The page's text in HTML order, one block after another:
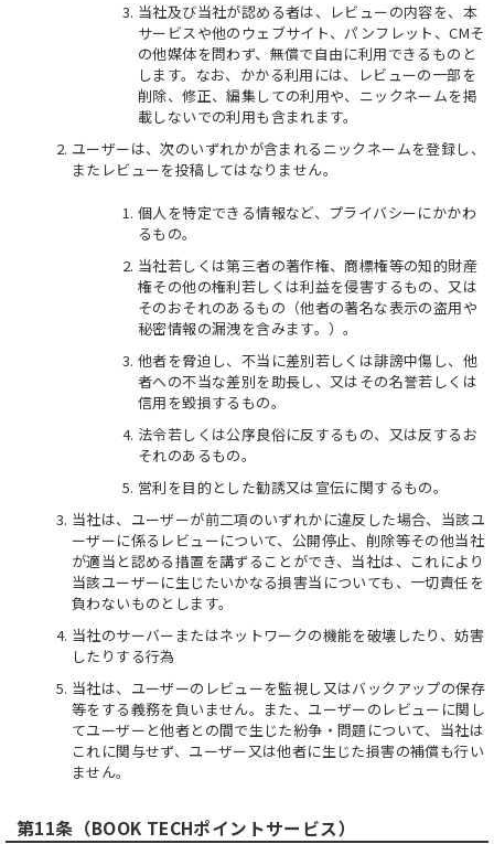
当社及び当社が認める者は、レビューの内容を、本
サービスや他のウェブサイト、パンフレット、CMそ
の他媒体を問わず、無償で自由に利用できるものと
します。なお、かかる利用には、レビューの一部を
削除、修正、編集しての利用や、ニックネームを掲
載しないでの利用も含まれます。
ユーザーは、次のいずれかが含まれるニックネームを登録し、
またレビューを投稿してはなりません。
個人を特定できる情報など、プライバシーにかかわ
るもの。
当社若しくは第三者の著作権、商標権等の知的財産
権その他の権利若しくは利益を侵害するもの、又は
そのおそれのあるもの（他者の著名な表示の盗用や
秘密情報の漏洩を含みます。）。
他者を脅迫し、不当に差別若しくは誹謗中傷し、他
者への不当な差別を助長し、又はその名誉若しくは
信用を毀損するもの。
法令若しくは公序良俗に反するもの、又は反するお
それのあるもの。
営利を目的とした勧誘又は宣伝に関するもの。
当社は、ユーザーが前二項のいずれかに違反した場合、当該ユ
ーザーに係るレビューについて、公開停止、削除等その他当社
が適当と認める措置を講ずることができ、当社は、これにより
当該ユーザーに生じたいかなる損害当についても、一切責任を
負わないものとします。
当社のサーバーまたはネットワークの機能を破壊したり、妨害
したりする行為
当社は、ユーザーのレビューを監視し又はバックアップの保存
等をする義務を負いません。また、ユーザーのレビューに関し
てユーザーと他者との間で生じた紛争・問題について、当社は
これに関与せず、ユーザー又は他者に生じた損害の補償も行い
ません。
第11条（BOOK TECHポイントサービス）